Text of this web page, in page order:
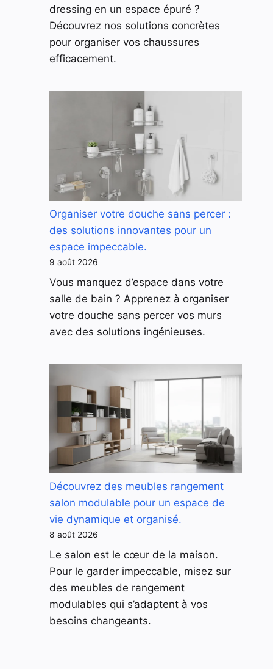
dressing en un espace épuré ?
Découvrez nos solutions concrètes
pour organiser vos chaussures
efficacement.
Organiser votre douche sans percer :
des solutions innovantes pour un
espace impeccable.
9 août 2026
Vous manquez d’espace dans votre
salle de bain ? Apprenez à organiser
votre douche sans percer vos murs
avec des solutions ingénieuses.
Découvrez des meubles rangement
salon modulable pour un espace de
vie dynamique et organisé.
8 août 2026
Le salon est le cœur de la maison.
Pour le garder impeccable, misez sur
des meubles de rangement
modulables qui s’adaptent à vos
besoins changeants.